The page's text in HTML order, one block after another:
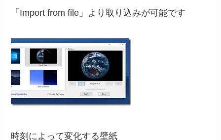
「Import from file」より取り込みが可能です
時刻によって変化する壁紙